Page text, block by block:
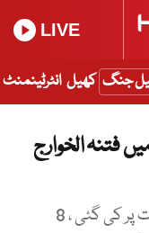
LIVE
جنگ کھیل انٹرٹینمنٹ
فتنہ الخوارج
کارروائی مکڑوال کے قریب خفیہ اطلاعات پر کی گئی ، 8